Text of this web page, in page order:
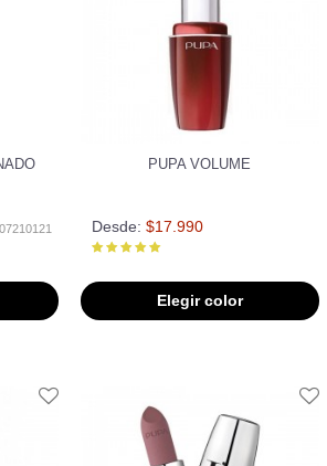
PUPA VOLUME
Desde: $17.990
Elegir color